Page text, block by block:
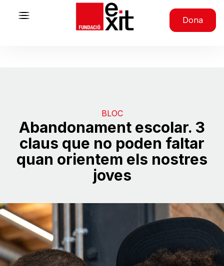
Dona
BLOC
Abandonament escolar. 3
claus que no poden faltar
quan orientem els nostres
joves